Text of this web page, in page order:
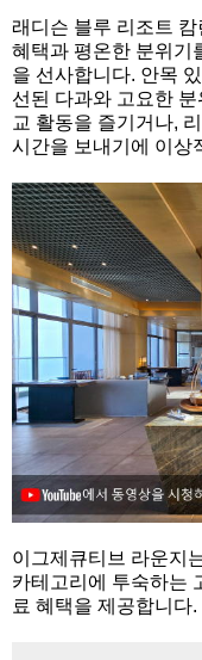
래디슨 블루 리조트 캄
혜택과 평온한 분위기
을 선사합니다. 안목
선된 다과와 고요한
교 활동을 즐기거나,
시간을 보내기에 이상
이그제큐티브 라운지
카테고리에 투숙하는
료 혜택을 제공합니다.